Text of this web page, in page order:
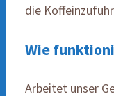
die
Wie
Arbeitet unser